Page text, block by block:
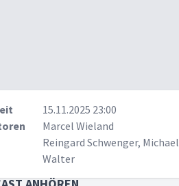
15.11.2025 23:00
Marcel Wieland
Reingard Schwenger, Michael
Walter